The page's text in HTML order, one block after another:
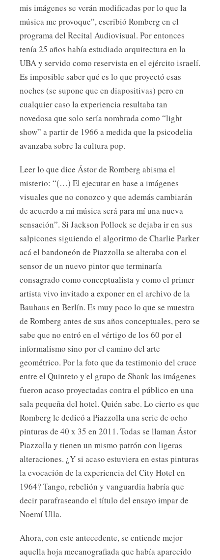
mis imágenes se verán modificadas por lo que la
música me provoque”, escribió Romberg en el
programa del Recital Audiovisual. Por entonces
tenía 25 años había estudiado arquitectura en la
UBA y servido como reservista en el ejército israelí.
Es imposible saber qué es lo que proyectó esas
noches (se supone que en diapositivas) pero en
cualquier caso la experiencia resultaba tan
novedosa que solo sería nombrada como “light
show” a partir de 1966 a medida que la psicodelia
avanzaba sobre la cultura pop.
Leer lo que dice Ástor de Romberg abisma el
misterio: “(…) El ejecutar en base a imágenes
visuales que no conozco y que además cambiarán
de acuerdo a mi música será para mí una nueva
sensación”. Si Jackson Pollock se dejaba ir en sus
salpicones siguiendo el algoritmo de Charlie Parker
acá el bandoneón de Piazzolla se alteraba con el
sensor de un nuevo pintor que terminaría
consagrado como conceptualista y como el primer
artista vivo invitado a exponer en el archivo de la
Bauhaus en Berlín. Es muy poco lo que se muestra
de Romberg antes de sus años conceptuales, pero se
sabe que no entró en el vértigo de los 60 por el
informalismo sino por el camino del arte
geométrico. Por la foto que da testimonio del cruce
entre el Quinteto y el grupo de Shank las imágenes
fueron acaso proyectadas contra el público en una
sala pequeña del hotel. Quién sabe. Lo cierto es que
Romberg le dedicó a Piazzolla una serie de ocho
pinturas de 40 x 35 en 2011. Todas se llaman Ástor
Piazzolla y tienen un mismo patrón con ligeras
alteraciones. ¿Y si acaso estuviera en estas pinturas
la evocación de la experiencia del City Hotel en
1964? Tango, rebelión y vanguardia habría que
decir parafraseando el título del ensayo impar de
Noemí Ulla.
Ahora, con este antecedente, se entiende mejor
aquella hoja mecanografiada que había aparecido